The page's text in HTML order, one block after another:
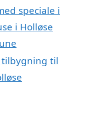
speciale i
i Holløse
tilbygning til